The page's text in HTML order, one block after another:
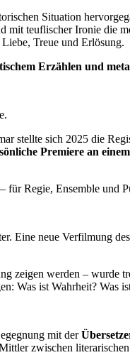
Situation
mit teuflischer Ironie die
Treue und Erlösung.
Erzählen und
stellte sich 2025 die
Premiere an
Regie, Ensemble und
Eine neue Verfilmung
zeigen werden – wurde
Was ist Wahrheit? Was
mit der
zwischen